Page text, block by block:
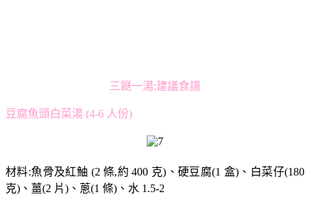
三餸一湯:建議食譜
豆腐魚頭白菜湯 (4-6 人份)
材料:魚骨及紅鮋 (2 條,約 400 克)、硬豆腐(1 盒)、白菜仔(180
克)、薑(2 片)、蔥(1 條)、水 1.5-2